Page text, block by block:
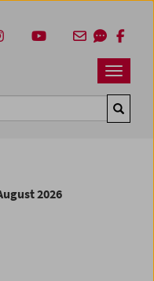
Navbar
2026